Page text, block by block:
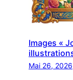
Images «
Mai 26, 2026